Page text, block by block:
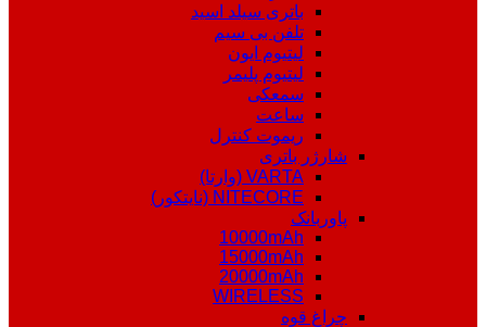
باتری سیلد اسید
تلفن بی سیم
لیتیوم ایون
لیتیوم پلیمر
سمعکی
ساعت
ریموت کنترل
شارژر باتری
VARTA (وارتا)
NITECORE (نایتکور)
پاوربانک
10000mAh
15000mAh
20000mAh
WIRELESS
چراغ قوه